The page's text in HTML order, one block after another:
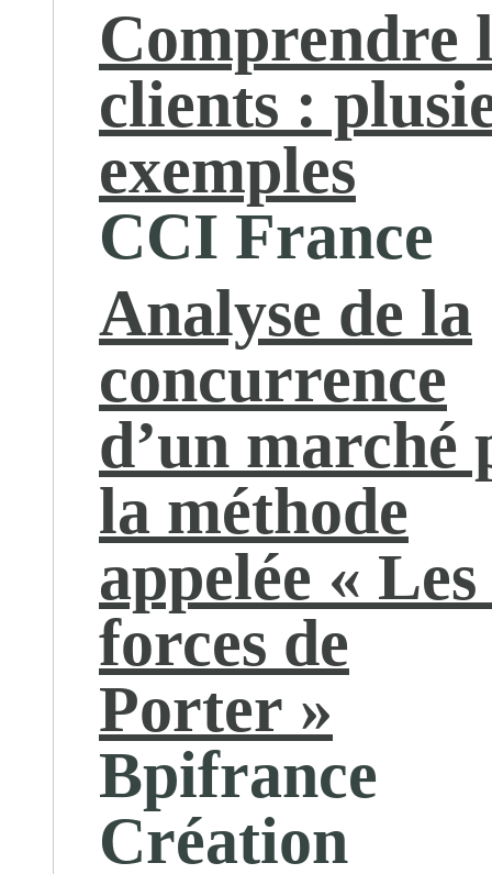
Comprendre
clients :
exemples
CCI France
Analyse de la
concurrence
d’un marché
la méthode
appelée « Les
forces de
Porter »
Bpifrance
Création